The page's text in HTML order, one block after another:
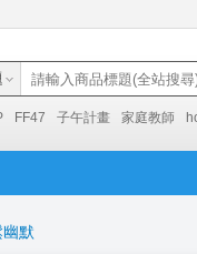
FF47 子午計畫 家庭教師
默